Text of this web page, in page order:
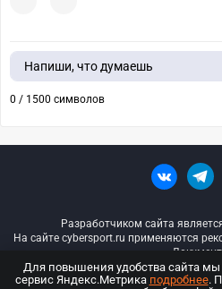
Напиши, что думаешь
0 / 1500 символов
Разработчиком сайта
На сайте cybersport.ru применяются
© ООО «Киберспорт.ру» —
Для повышения удобства сайта
сервис Яндекс.Метрика подробнее.